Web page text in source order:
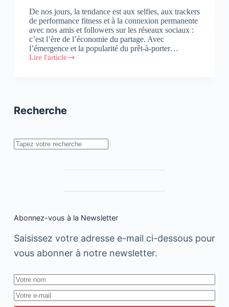
De nos jours, la tendance est aux selfies, aux trackers
de performance fitness et à la connexion permanente
avec nos amis et followers sur les réseaux sociaux :
c’est l’ère de l’économie du partage. Avec
l’émergence et la popularité du prêt-à-porter…
Lire l'article
Quand
et
se
rencontrent
Recherche
Rechercher
Abonnez-vous à la Newsletter
Saisissez votre adresse e-mail ci-dessous pour
vous abonner à notre newsletter.